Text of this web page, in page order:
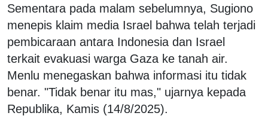
Sementara pada malam sebelumnya, Sugiono
menepis klaim media Israel bahwa telah terjadi
pembicaraan antara Indonesia dan Israel
terkait evakuasi warga Gaza ke tanah air.
Menlu menegaskan bahwa informasi itu tidak
benar. "Tidak benar itu mas," ujarnya kepada
Republika, Kamis (14/8/2025).